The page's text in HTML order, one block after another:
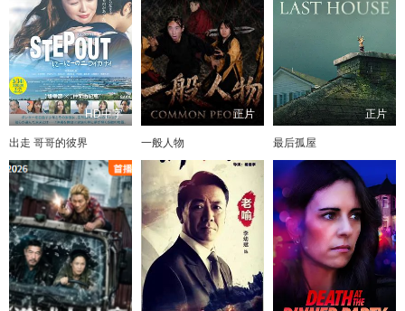
HD中字
出走 哥哥的彼界
正片
一般人物
正片
最后孤屋